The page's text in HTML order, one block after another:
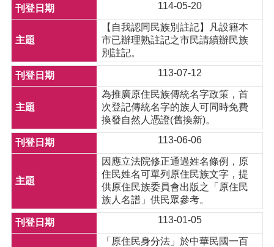
114-05-20
【自我認同民族別註記】凡設籍本
市已辦理熟註記之市民請續辦民族
別註記。
113-07-12
為推廣原住民族傳統名字政策，首
次登記傳統名字的族人可同時免費
換發自然人憑證(舊換新)。
113-06-06
因應立法院修正通過姓名條例，原
住民姓名可單列原住民族文字，提
供原住民族委員會出版之「原住民
族人名譜」供民眾參考。
113-01-05
「原住民身分法」於中華民國一百